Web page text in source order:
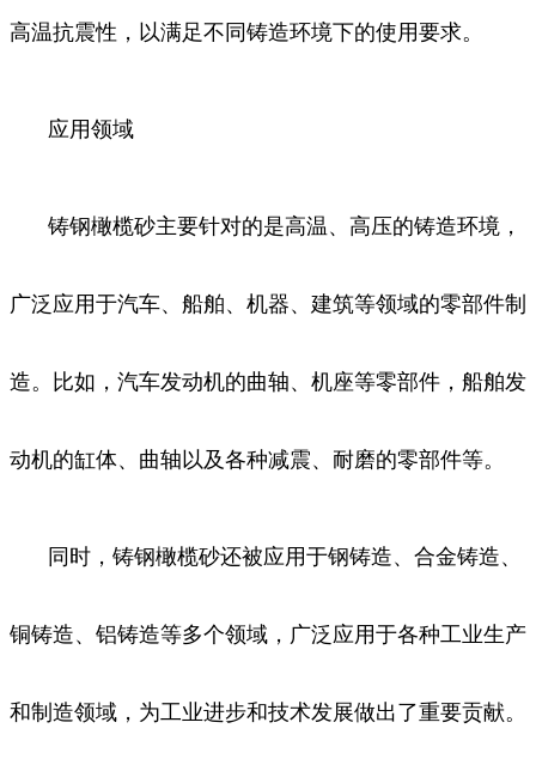
高温抗震性，以满足不同铸造环境下的使用要求。
应用领域
铸钢橄榄砂主要针对的是高温、高压的铸造环境，
广泛应用于汽车、船舶、机器、建筑等领域的零部件制
造。比如，汽车发动机的曲轴、机座等零部件，船舶发
动机的缸体、曲轴以及各种减震、耐磨的零部件等。
同时，铸钢橄榄砂还被应用于钢铸造、合金铸造、
铜铸造、铝铸造等多个领域，广泛应用于各种工业生产
和制造领域，为工业进步和技术发展做出了重要贡献。